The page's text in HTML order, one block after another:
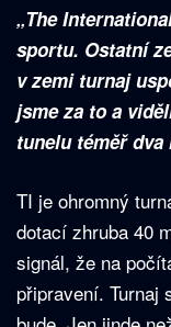
„The
sportu. Ostatní
v zemi turnaj
jsme za to a
tunelu téměř dva
TI je ohromný
dotací zhruba 40
signál, že na
připravení. Turnaj